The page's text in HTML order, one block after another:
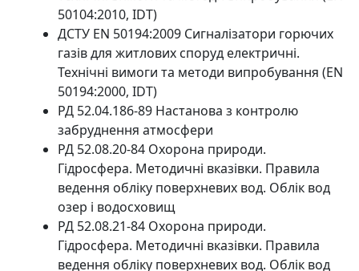
50104:2010, IDT)
ДСТУ EN 50194:2009 Сигналізатори горючих
газів для житлових споруд електричні.
Технічні вимоги та методи випробування (EN
50194:2000, IDT)
РД 52.04.186-89 Настанова з контролю
забруднення атмосфери
РД 52.08.20-84 Охорона природи.
Гідросфера. Методичні вказівки. Правила
ведення обліку поверхневих вод. Облік вод
озер і водосховищ
РД 52.08.21-84 Охорона природи.
Гідросфера. Методичні вказівки. Правила
ведення обліку поверхневих вод. Облік вод